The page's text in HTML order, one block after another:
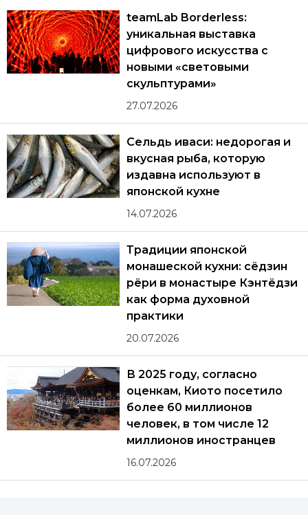
teamLab Borderless:
уникальная выставка
цифрового искусства с
новыми «световыми
скульптурами»
27.07.2026
Сельдь иваси: недорогая и
вкусная рыба, которую
издавна используют в
японской кухне
14.07.2026
Традиции японской
монашеской кухни: сёдзин
рёри в монастыре Кэнтёдзи
как форма духовной
практики
20.07.2026
В 2025 году, согласно
оценкам, Киото посетило
более 60 миллионов
человек, в том числе 12
миллионов иностранцев
16.07.2026